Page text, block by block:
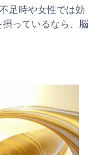
足時や女性では効
っているなら、脳